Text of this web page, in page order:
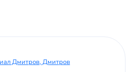
Дмитров, Дмитров